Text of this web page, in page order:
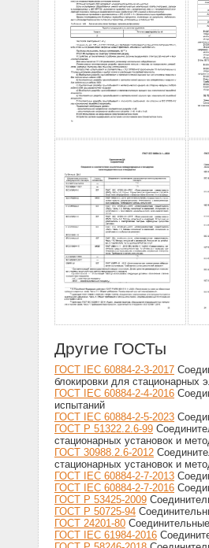
Другие ГОСТы
ГОСТ IEC 60884-2-3-2017
блокировки для стационарных
ГОСТ IEC 60884-2-4-2016
испытаний
ГОСТ IEC 60884-2-5-2023
ГОСТ Р 51322.2.6-99
стационарных установок и
ГОСТ 30988.2.6-2012
стационарных установок и
ГОСТ IEC 60884-2-7-2013
ГОСТ IEC 60884-2-7-2016
ГОСТ Р 53425-2009
ГОСТ Р 50725-94
ГОСТ 24201-80
ГОСТ IEC 61984-2016